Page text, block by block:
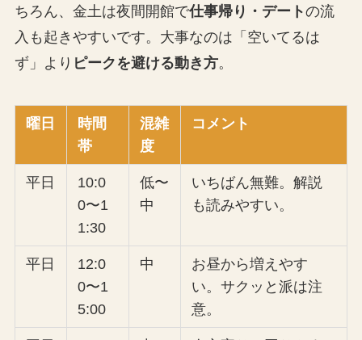
ちろん、金土は夜間開館で仕事帰り・デートの流
入も起きやすいです。大事なのは「空いてるは
ず」より ピークを避ける動き方。
曜日
時間
帯
混雑
度
コメント
平日
10:0
0〜1
1:30
低〜
中
いちばん無難。解説
も読みやすい。
平日
12:0
0〜1
5:00
中
お昼から増えやす
い。サクッと派は注
意。